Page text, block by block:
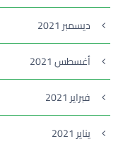
ديسمبر 2021
أغسطس 2021
فبراير 2021
يناير 2021